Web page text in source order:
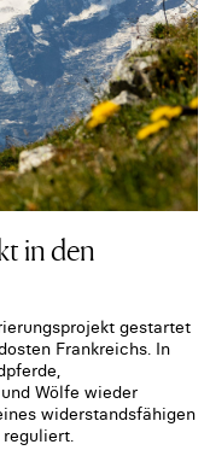
in den
gestartet
Frankreichs. In
Wölfe wieder
widerstandsfähigen